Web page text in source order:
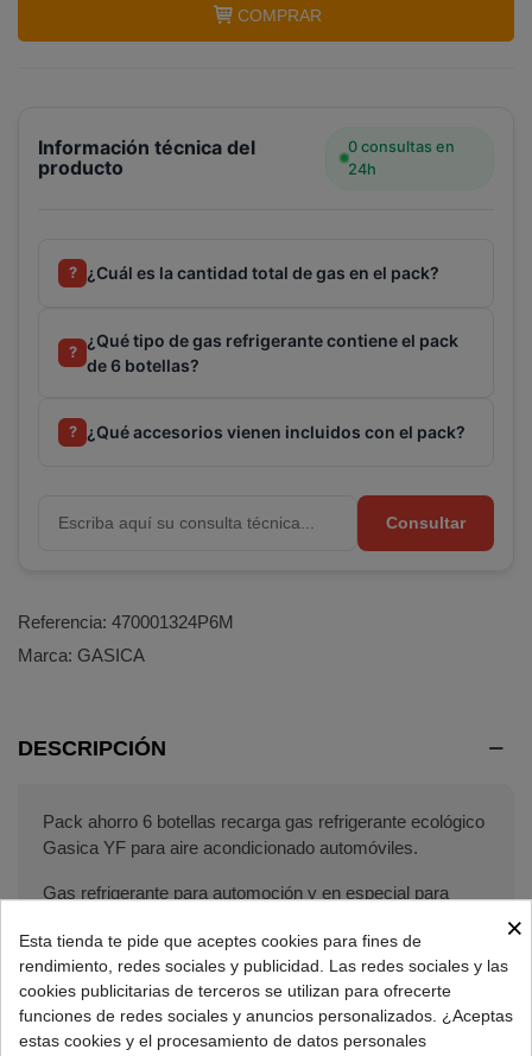
COMPRAR
Información técnica del
producto
0 consultas en
24h
? ¿Cuál es la cantidad total de gas en el pack?
?
¿Qué tipo de gas refrigerante contiene el pack
de 6 botellas?
? ¿Qué accesorios vienen incluidos con el pack?
Consultar
Referencia: 470001324P6M
Marca: GASICA
DESCRIPCIÓN
Pack ahorro 6 botellas recarga gas refrigerante ecológico
Gasica YF para aire acondicionado automóviles.
Gas refrigerante para automoción y en especial para
Características gas Gasica YF:
Sustituto del gas R1324yf.
226g x 6 botellas = 1356g
botellas gas refrigerante GASICA YF - R1234yf +
manómetro
×
Esta tienda te pide que aceptes cookies para fines de
rendimiento, redes sociales y publicidad. Las redes sociales y las
cookies publicitarias de terceros se utilizan para ofrecerte
funciones de redes sociales y anuncios personalizados. ¿Aceptas
estas cookies y el procesamiento de datos personales